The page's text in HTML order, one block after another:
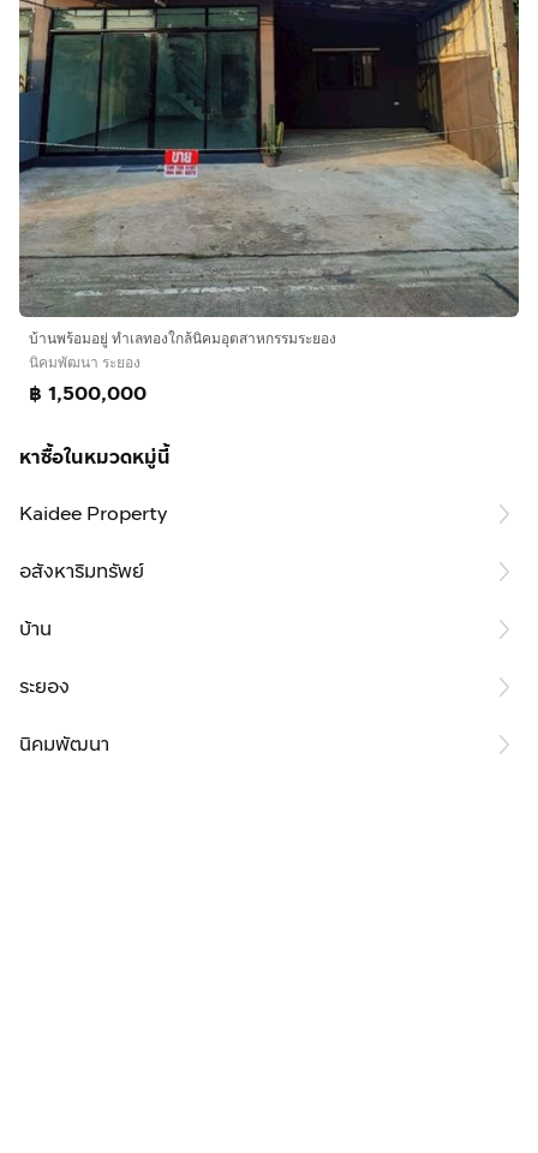
บ้านพร้อมอยู่ ทำเลทองใกล้นิคมอุตสาหกรรมระยอง
นิคมพัฒนา ระยอง
฿ 1,500,000
หาซื้อในหมวดหมู่นี้
Kaidee Property
อสังหาริมทรัพย์
บ้าน
ระยอง
นิคมพัฒนา